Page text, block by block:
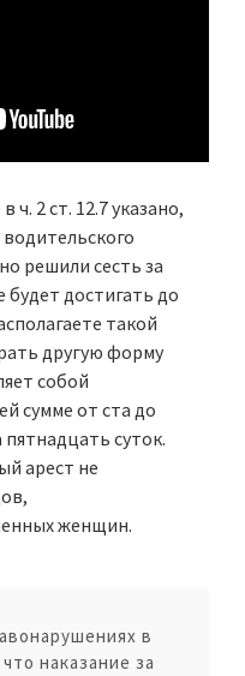
ч. 2 ст. 12.7 указано,
решили сесть за
будет достигать до
такой
другую форму
собой
сумме от ста до
пятнадцать суток.
арест не
женщин.
в
наказание за